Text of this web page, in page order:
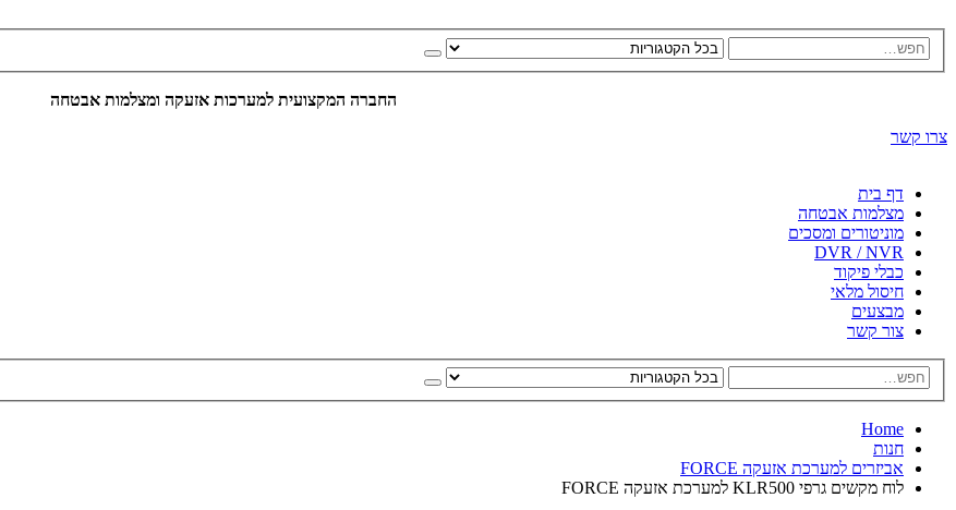
החברה המקצועית למערכות אזעקה ומצלמות אבטחה
צרו קשר
דף בית
מצלמות אבטחה
מוניטורים ומסכים
DVR / NVR
כבלי פיקוד
חיסול מלאי
מבצעים
צור קשר
Home
חנות
אביזרים למערכת אזעקה FORCE
לוח מקשים גרפי KLR500 למערכת אזעקה FORCE